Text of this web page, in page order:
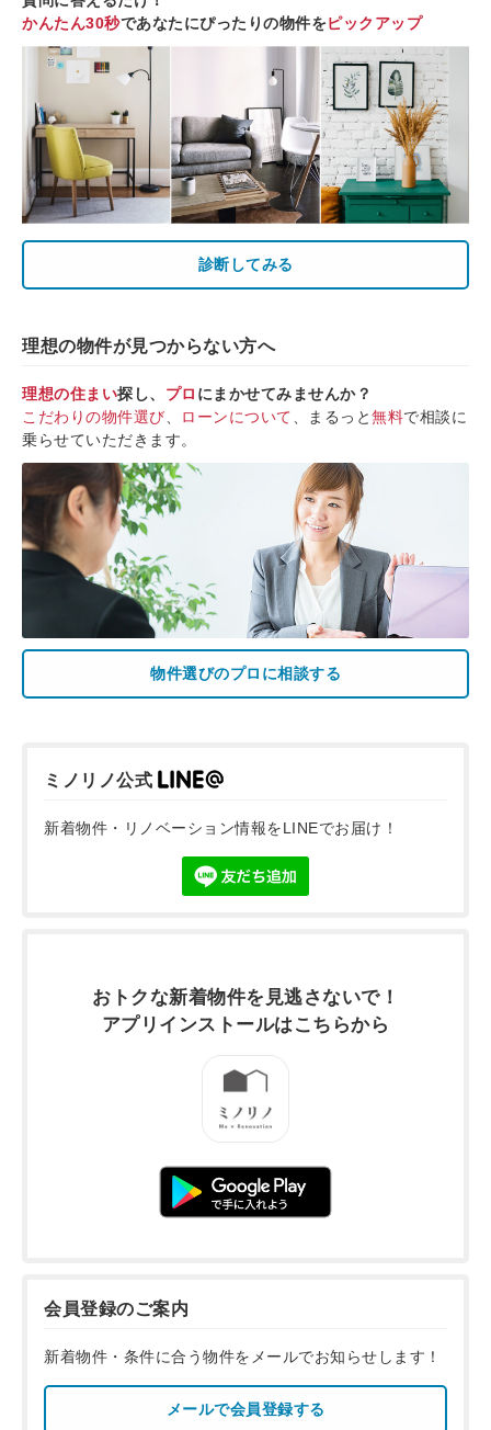
かんたん30秒であなたにぴったりの物件をピックアップ
診断してみる
理想の物件が見つからない方へ
理想の住まい探し、 プロ にまかせてみませんか？
こだわりの物件選び
ローンについて 、まるっと無料で相談に
乗らせていただきます。
物件選びのプロに相談する
ミノリノ公式
新着物件・リノベーション情報をLINEでお届け！
おトクな新着物件を 見逃さないで！
アプリインストールはこちらから
会員登録のご案内
新着物件・条件に合う物件をメールでお知らせします！
メールで会員登録する